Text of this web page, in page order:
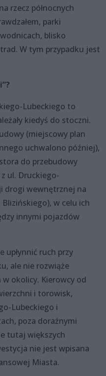
rzecz północnych
parki
blisko
W tym przypadku jest
Lubeckiego to
kiedyś do stoczni.
(miejscowy plan
uchwalono później),
do przebudowy
ul. Druckiego-
drogi wewnętrznej na
Blizińskiego), w celu ich
innymi pojazdów
upłynnić ruch przy
ale nie rozwiąże
okolicy. Kierowcy od
i torowisk,
Lubeckiego i
poza doraźnymi
tutaj większych
nie jest wpisana
Miasta.